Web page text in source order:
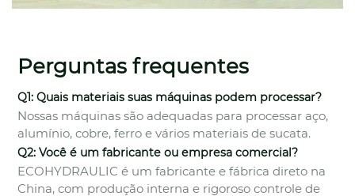
Perguntas frequentes
Q1: Quais materiais suas máquinas podem processar?
Nossas máquinas são adequadas para processar aço,
alumínio, cobre, ferro e vários materiais de sucata.
Q2: Você é um fabricante ou empresa comercial?
ECOHYDRAULIC é um fabricante e fábrica direto na
China, com produção interna e rigoroso controle de